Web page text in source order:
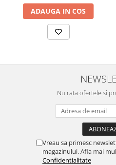
ADAUGA IN COS
Nu rata ofertele si
Vreau sa primesc
magazinului. Afla mai
Confidentialitate